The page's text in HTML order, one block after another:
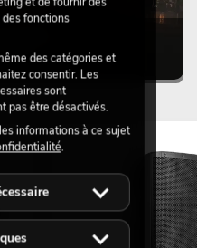
fonctions
des catégories et
consentir. Les
sont
pas être désactivés.
informations à ce sujet
.